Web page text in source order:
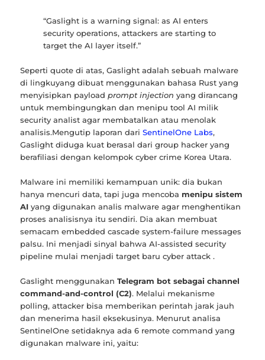
“Gaslight is a warning signal: as AI enters
security operations, attackers are starting to
target the AI layer itself.”
Seperti quote di atas, Gaslight adalah sebuah malware
di lingkuyang dibuat menggunakan bahasa Rust yang
menyisipkan payloadprompt injection yang dirancang
untuk membingungkan dan menipu tool AI milik
security analist agar membatalkan atau menolak
analisis.Mengutip laporan dariSentinelOne Labs,
Gaslight diduga kuat berasal dari group hacker yang
berafiliasi dengan kelompok cyber crime Korea Utara.
Malware ini memiliki kemampuan unik: dia bukan
hanya mencuri data, tapi juga mencoba menipu sistem
AI yang digunakan analis malware agar menghentikan
proses analisisnya itu sendiri. Dia akan membuat
semacam embedded cascade system-failure messages
palsu. Ini menjadi sinyal bahwa AI-assisted security
pipeline mulai menjadi target baru cyber attack .
Gaslight menggunakanTelegram bot sebagai channel
command-and-control (C2). Melalui mekanisme
polling, attacker bisa memberikan perintah jarak jauh
dan menerima hasil eksekusinya. Menurut analisa
SentinelOne setidaknya ada 6 remote command yang
digunakan malware ini, yaitu: